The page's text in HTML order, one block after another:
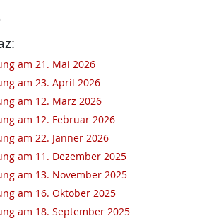
am 21. Mai 2026
am 23. April 2026
am 12. März 2026
am 12. Februar 2026
am 22. Jänner 2026
am 11. Dezember 2025
am 13. November 2025
am 16. Oktober 2025
am 18. September 2025